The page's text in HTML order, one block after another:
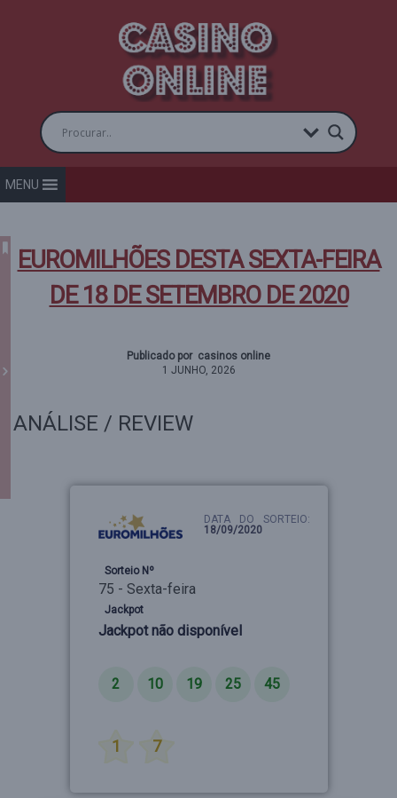
MENU
EUROMILHÕES DESTA SEXTA-FEIRA
DE 18 DE SETEMBRO DE 2020
Publicado por casinos online
1 JUNHO, 2026
ANÁLISE / REVIEW
DATA DO SORTEIO:
18/09/2020
Sorteio Nº
75 - Sexta-feira
Jackpot
Jackpot não disponível
2 10 19 25 45
1 7